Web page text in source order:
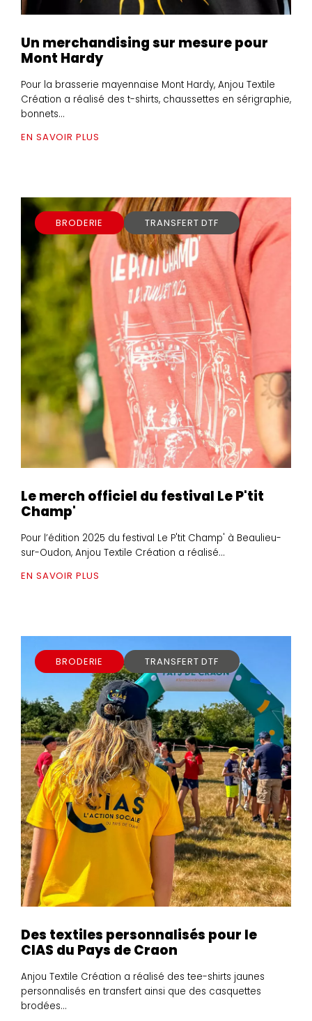
Un merchandising sur mesure pour
Mont Hardy
Pour la brasserie mayennaise Mont Hardy, Anjou Textile
Création a réalisé des t-shirts, chaussettes en sérigraphie,
bonnets...
EN SAVOIR PLUS
BRODERIE TRANSFERT DTF
Le merch officiel du festival Le P'tit
Champ'
Pour l’édition 2025 du festival Le P'tit Champ' à Beaulieu-
sur-Oudon, Anjou Textile Création a réalisé...
EN SAVOIR PLUS
BRODERIE TRANSFERT DTF
Des textiles personnalisés pour le
CIAS du Pays de Craon
Anjou Textile Création a réalisé des tee-shirts jaunes
personnalisés en transfert ainsi que des casquettes
brodées...